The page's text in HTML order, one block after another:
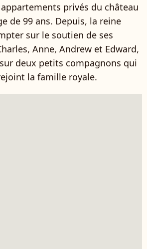
privés du château
de 99 ans. Depuis, la reine
sur le soutien de ses
Anne, Andrew et Edward,
deux petits compagnons qui
la famille royale.